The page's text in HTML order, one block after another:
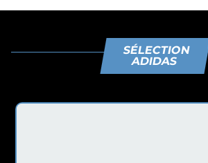
SÉLECTION
ADIDAS